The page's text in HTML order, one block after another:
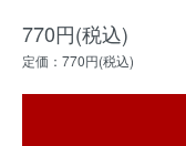
770円(税込)
定価：770円(税込)